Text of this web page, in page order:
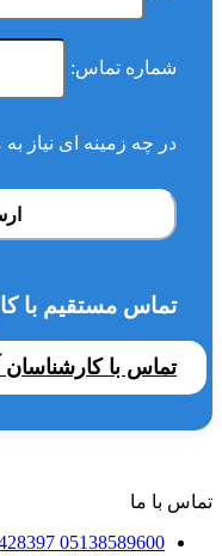
شماره تماس:
در چه زمینه ای نیاز
تماس مستقیم با
تماس با کارشناسان
تماس با ما
05138589600